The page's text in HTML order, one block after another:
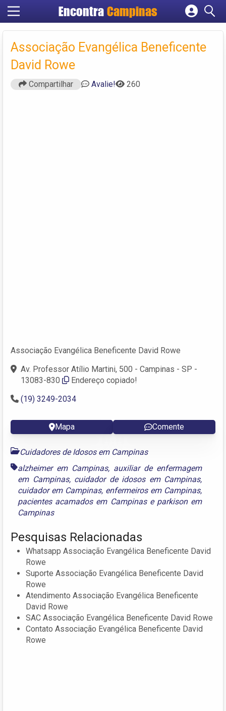
Encontra Campinas
Cadastrar empresa
Criar conta
Associação Evangélica Beneficente
David Rowe
Compartilhar Avalie! 260
Associação Evangélica Beneficente David Rowe
Av. Professor Atílio Martini, 500 - Campinas - SP -
13083-830
Endereço copiado!
(19) 3249-2034
Mapa Comente
Cuidadores de Idosos em Campinas
alzheimer em Campinas, auxiliar de enfermagem
em Campinas, cuidador de idosos em Campinas,
cuidador em Campinas, enfermeiros em Campinas,
pacientes acamados em Campinase parkison em
Campinas
Pesquisas Relacionadas
Whatsapp Associação Evangélica Beneficente David
Rowe
Suporte Associação Evangélica Beneficente David
Rowe
Atendimento Associação Evangélica Beneficente
David Rowe
SAC Associação Evangélica Beneficente David Rowe
Contato Associação Evangélica Beneficente David
Rowe